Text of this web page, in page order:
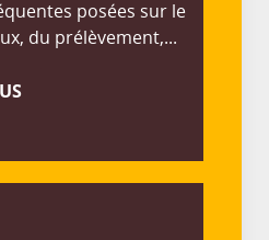
posées sur le
du prélèvement,...